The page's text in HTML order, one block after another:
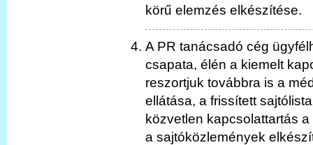
körű elemzés elkészítése.
A PR tanácsadó cég
csapata, élén a kiemelt
reszortjuk továbbra is a
ellátása, a frissített
közvetlen kapcsolattartás
a sajtóközlemények